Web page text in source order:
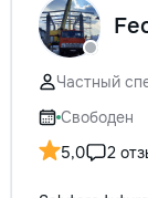
Частный
Свободен
5,0
2